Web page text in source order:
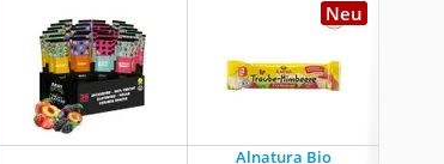
Neu
Alnatura Bio